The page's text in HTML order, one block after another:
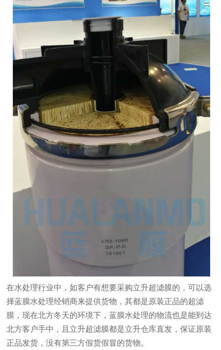
在水处理行业中，如客户有想要采购立升超滤膜的，可以选
择蓝膜水处理经销商来提供货物，其都是原装正品的超滤
膜，现在北方冬天的环境下，蓝膜水处理的物流也是能到达
北方客户手中，且立升超滤膜都是立升仓库直发，保证原装
正品发货，没有第三方假货假冒的货物。